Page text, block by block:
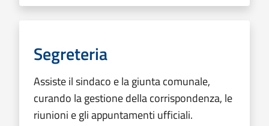
Segreteria
Assiste il sindaco e la giunta comunale,
curando la gestione della corrispondenza, le
riunioni e gli appuntamenti ufficiali.